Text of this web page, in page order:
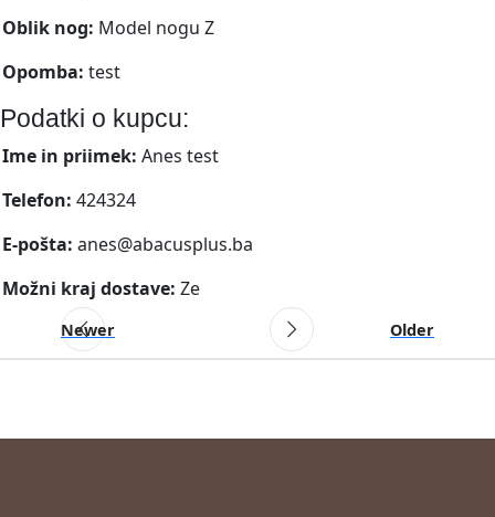
Oblik nog: Model nogu Z
Opomba: test
Podatki o kupcu:
Ime in priimek: Anes test
Telefon: 424324
E-pošta: anes@abacusplus.ba
Možni kraj dostave: Ze
Newer Older